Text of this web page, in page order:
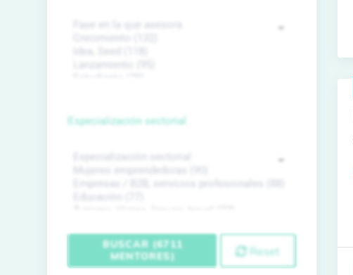
Especialización sectorial
BUSCAR (6711
MENTORES)
Reset